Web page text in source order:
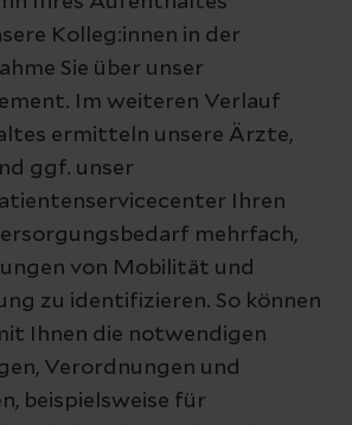
Kolleg:innen in der
Sie über unser
Im weiteren Verlauf
ermitteln unsere Ärzte,
ggf. unser
Ihren
mehrfach,
von Mobilität und
zu identifizieren. So können
Ihnen die notwendigen
Verordnungen und
beispielsweise für